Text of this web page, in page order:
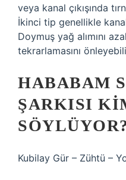
veya kanal çıkışında
İkinci tip genellikle
Doymuş yağ alımını
tekrarlamasını
HABABAM
ŞARKISI
Kubilay Gür – Zühtü –